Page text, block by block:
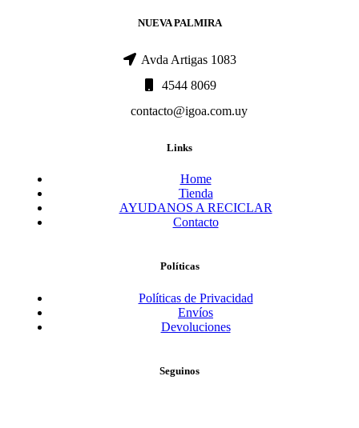
NUEVA PALMIRA
Avda Artigas 1083
4544 8069
contacto@igoa.com.uy
Links
Home
Tienda
AYUDANOS A RECICLAR
Contacto
Políticas
Políticas de Privacidad
Envíos
Devoluciones
Seguinos